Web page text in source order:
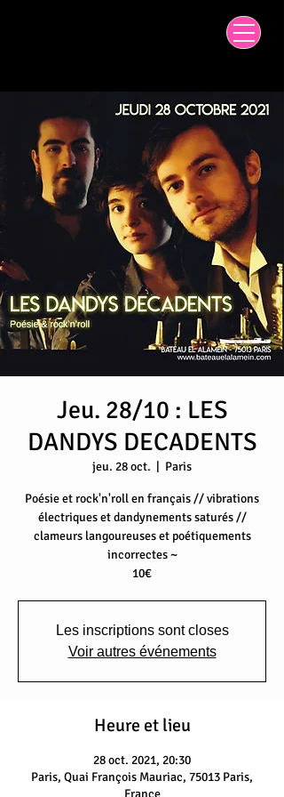
Jeu. 28/10 : LES
DANDYS DECADENTS
jeu. 28 oct.
  |
Paris
Poésie et rock'n'roll en français // vibrations
électriques et dandynements saturés //
clameurs langoureuses et poétiquements
incorrectes ~
Les inscriptions sont closes
Voir autres événements
Heure et lieu
28 oct. 2021, 20:30
Paris, Quai François Mauriac, 75013 Paris,
France